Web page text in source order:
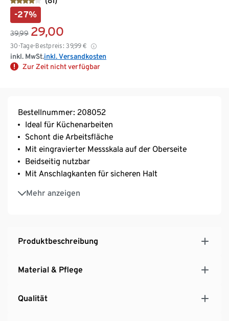
-27%
39,99 29,00
30-Tage-Bestpreis: 39,99 €
inkl. MwSt.inkl. Versandkosten
Zur Zeit nicht verfügbar
Bestellnummer: 208052
Ideal für Küchenarbeiten
Schont die Arbeitsfläche
Mit eingravierter Messskala auf der Oberseite
Beidseitig nutzbar
Mit Anschlagkanten für sicheren Halt
Mehr anzeigen
Aus hochwertigem, robustem Rubberwoodholz
Produktbeschreibung
Material & Pflege
Qualität